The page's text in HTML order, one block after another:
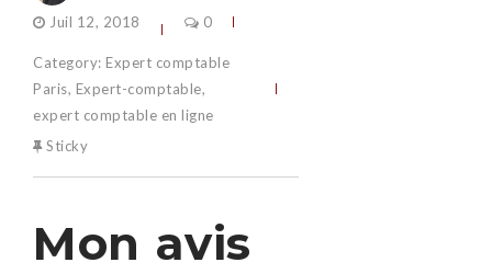
Juil 12, 2018 0
Category: Expert comptable
Paris, Expert-comptable,
expert comptable en ligne
Sticky
Mon avis